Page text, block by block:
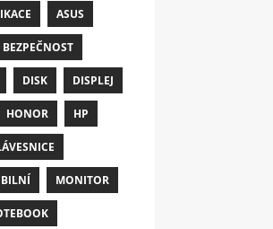
ASUS
BEZPEČNOST
DISK DISPLEJ
HONOR HP
MONITOR